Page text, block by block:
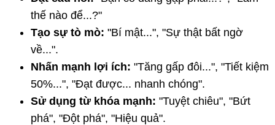
thế nào để...?"
Tạo sự tò mò: "Bí mật...", "Sự thật bất ngờ
về...".
Nhấn mạnh lợi ích: "Tăng gấp đôi...", "Tiết kiệm
50%...", "Đạt được... nhanh chóng".
Sử dụng từ khóa mạnh: "Tuyệt chiêu", "Bứt
phá", "Đột phá", "Hiệu quả".